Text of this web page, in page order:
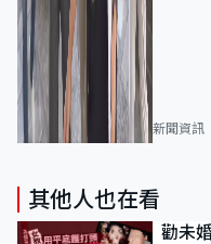
新聞資訊
其他人也在看
勸未